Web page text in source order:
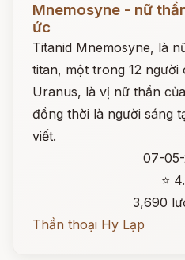
Mnemosyne - nữ
ức
Titanid Mnemosyne, là
titan, một trong 12 người
Uranus, là vị nữ thần
đồng thời là người sáng
viết.
07-05-
⭐
3,690
Thần thoại Hy Lạp